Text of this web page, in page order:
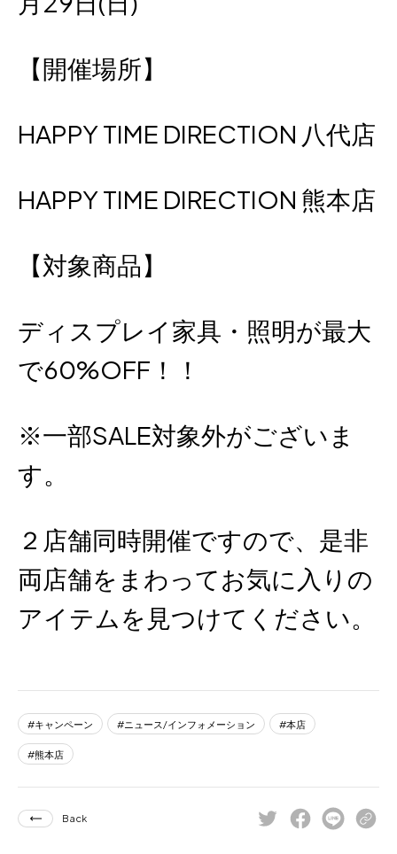
【開催場所】
HAPPY TIME DIRECTION 八代店
HAPPY TIME DIRECTION 熊本店
【対象商品】
ディスプレイ家具・照明が最大
で60%OFF！！
※一部SALE対象外がございま
す。
２店舗同時開催ですので、是非
両店舗をまわってお気に入りの
アイテムを見つけてください。
キャンペーン ニュース/インフォメーション 本店
熊本店
Back